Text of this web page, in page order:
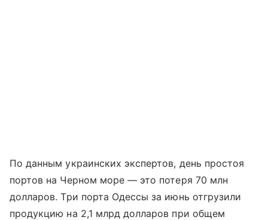
По данным украинских экспертов, день простоя
портов на Черном море — это потеря 70 млн
долларов. Три порта Одессы за июнь отгрузили
продукцию на 2,1 млрд долларов при общем